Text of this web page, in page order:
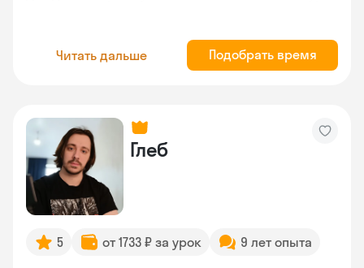
Читать дальше Подобрать время
Глеб
5 от 1733 ₽ за урок 9 лет опыта